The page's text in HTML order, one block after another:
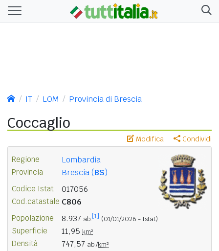
IT LOM Provincia di Brescia
Coccaglio
Modifica Condividi
Regione Lombardia
Provincia Brescia (BS)
Codice Istat 017056
Cod.catastale C806
Popolazione 8.937 ab. [1] (01/01/2026 - Istat)
Superficie 11,95 km²
Densità 747,57 ab./km²